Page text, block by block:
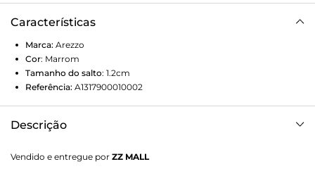
Características
Marca: Arezzo
Cor: Marrom
Tamanho do salto: 1.2cm
Referência: A1317900010002
Descrição
emborrachado cinza e marrom, com frente e biqueira
Vendido e entregue por ZZ MALL